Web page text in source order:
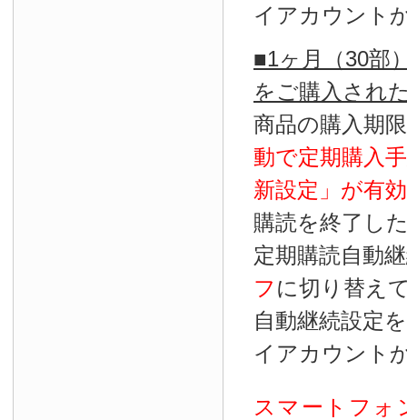
イアカウント
■1ヶ月（30部
をご購入され
商品の購入期
動で定期購入
新設定」が有効
購読を終了し
定期購読自動
フ に切り替え
自動継続設定
イアカウント
スマートフォ